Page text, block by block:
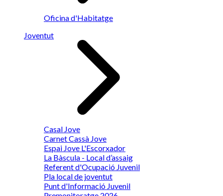
Oficina d'Habitatge
Joventut
Casal Jove
Carnet Cassà Jove
Espai Jove L'Escorxador
La Bàscula - Local d’assaig
Referent d'Ocupació Juvenil
Pla local de joventut
Punt d'Informació Juvenil